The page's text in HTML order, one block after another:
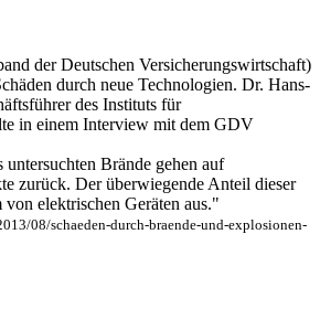
der Deutschen Versicherungswirtschaft)
durch neue Technologien. Dr. Hans-
des Instituts für
in einem Interview mit dem GDV
Brände gehen auf
zurück. Der überwiegende Anteil dieser
von elektrischen Geräten aus."
08/schaeden-durch-braende-und-explosionen-